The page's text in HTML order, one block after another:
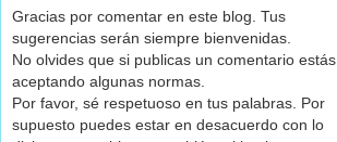
Gracias por comentar en este blog. Tus
sugerencias serán siempre bienvenidas.
No olvides que si publicas un comentario estás
aceptando algunas normas.
Por favor, sé respetuoso en tus palabras. Por
supuesto puedes estar en desacuerdo con lo